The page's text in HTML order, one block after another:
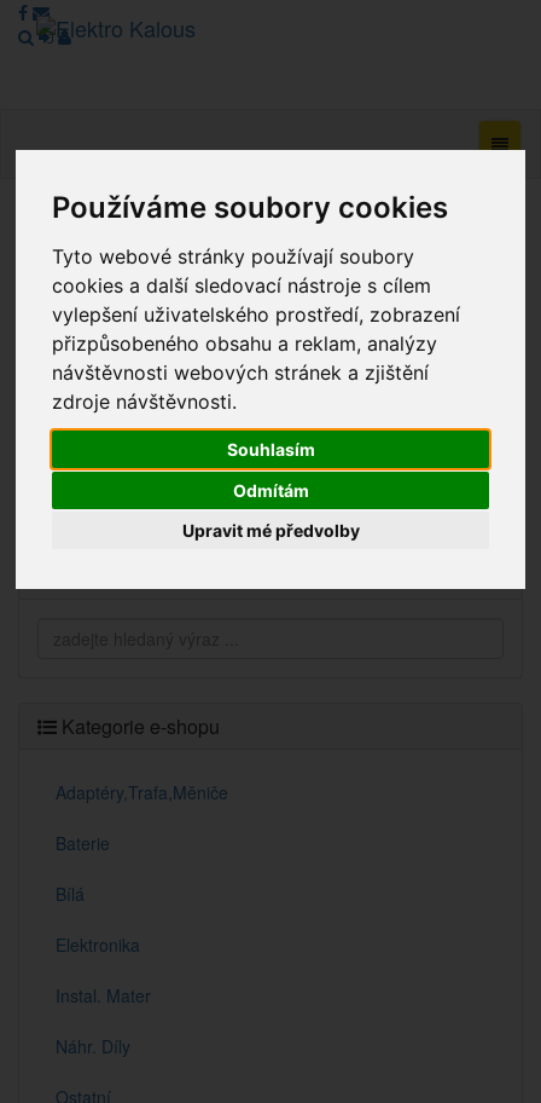
Používáme soubory cookies
Tyto webové stránky používají soubory
cookies a další sledovací nástroje s cílem
vylepšení uživatelského prostředí, zobrazení
přizpůsobeného obsahu a reklam, analýzy
návštěvnosti webových stránek a zjištění
zdroje návštěvnosti.
Souhlasím
Odmítám
Upravit mé předvolby
režimu Katalogu. Objednávky on-line nyní nelze vyřídit.
Děkujeme za pochopení.
Výprodej
Novinky
Kategorie e-shopu
Adaptéry,Trafa,Měniče
Baterie
Bílá
Elektronika
Instal. Mater
Náhr. Díly
Ostatní